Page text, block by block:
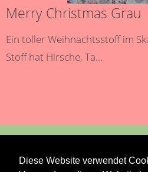
Diese Website verwendet
Merry Christmas Grau
Ein toller Weihnachtsstoff im
Stoff hat Hirsche, Ta...